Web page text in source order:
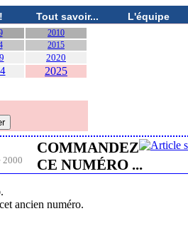
Tout savoir... L'équipe
2010
2015
2020
2025
2000
COMMANDEZ
CE NUMÉRO ...
ancien numéro.